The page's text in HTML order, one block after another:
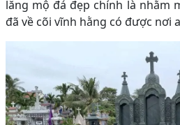
lăng mộ đá đẹp chính là nhằm
đã về cõi vĩnh hằng có được nơi